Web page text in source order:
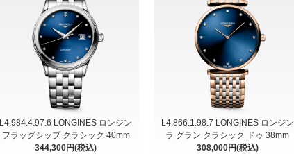
L4.984.4.97.6 LONGINES ロンジン
フラッグシップ クラシック 40mm
344,300円(税込)
L4.866.1.98.7 LONGINES ロンジン
ラ グラン クラシック ドゥ 38mm
308,000円(税込)